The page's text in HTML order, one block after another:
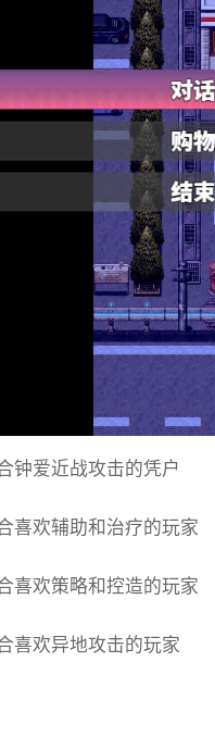
钟爱近战攻击的凭户
喜欢辅助和治疗的玩家
喜欢策略和控造的玩家
喜欢异地攻击的玩家